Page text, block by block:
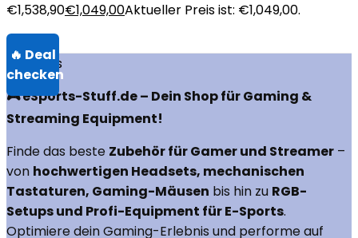
€1,538,90€1,049,00Aktueller Preis ist: €1,049,00.
Über uns
🎮 eSports-Stuff.de – Dein Shop für Gaming &
Streaming Equipment!
Finde das beste Zubehör für Gamer und Streamer –
von hochwertigen Headsets, mechanischen
Tastaturen, Gaming-Mäusen bis hin zu RGB-
Setups und Profi-Equipment für E-Sports.
Optimiere dein Gaming-Erlebnis und performe auf